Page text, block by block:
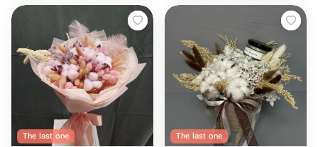
The last one The last one